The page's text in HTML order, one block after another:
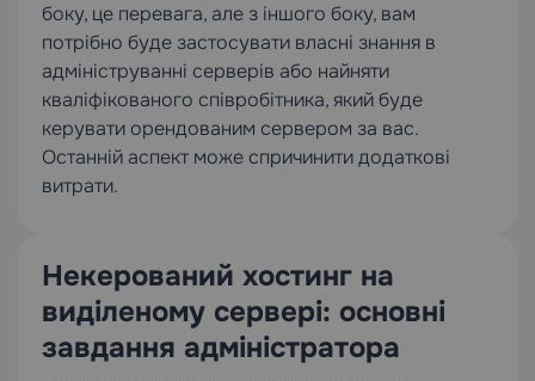
боку, це перевага, але з іншого боку, вам
потрібно буде застосувати власні знання в
адмініструванні серверів або найняти
кваліфікованого співробітника, який буде
керувати орендованим сервером за вас.
Останній аспект може спричинити додаткові
витрати.
Некерований хостинг на
виділеному сервері: основні
завдання адміністратора